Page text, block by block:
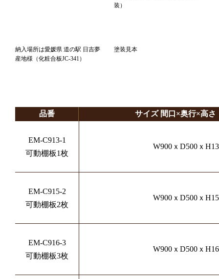
装）
納入場所は愛媛県 道の駅 日吉夢
産地様（化粧合板JC-341）
塗装見本
品番 サイズ 間口×奥行×高さ
EM-C913-1
可動棚板1枚
W900ｘD500ｘ
EM-C915-2
可動棚板2枚
W900ｘD500ｘ
EM-C916-3
可動棚板3枚
W900ｘD500ｘ